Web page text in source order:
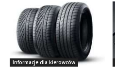
Informacje dla kierowców